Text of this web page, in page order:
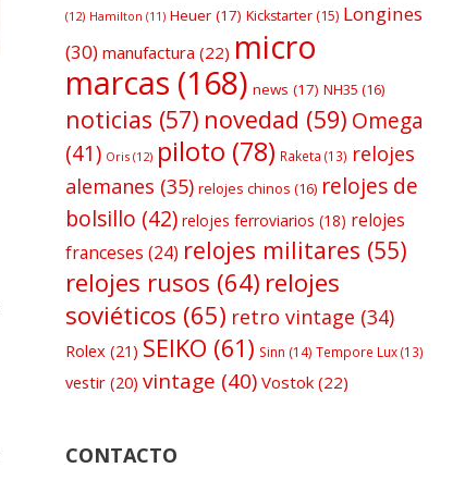
(12) Hamilton (11) Heuer (17) Kickstarter (15) Longines
(30) manufactura (22) micro
marcas (168) news (17) NH35 (16)
noticias (57) novedad (59) Omega
(41) Oris (12) piloto (78) Raketa (13) relojes
alemanes (35) relojes chinos (16) relojes de
bolsillo (42) relojes ferroviarios (18) relojes
franceses (24) relojes militares (55)
relojes rusos (64) relojes
soviéticos (65) retro vintage (34)
Rolex (21) SEIKO (61) Sinn (14) Tempore Lux(13)
vestir (20) vintage (40) Vostok (22)
CONTACTO